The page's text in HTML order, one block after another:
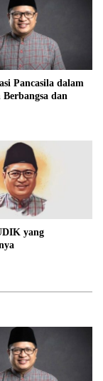
Pancasila dalam
dan
yang